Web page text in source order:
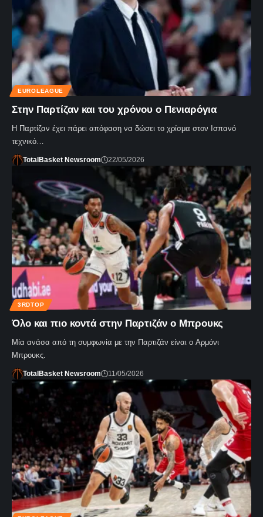
EUROLEAGUE
Στην Παρτίζαν και του χρόνου ο Πενιαρόγια
Η Παρτίζαν έχει πάρει απόφαση να δώσει το χρίσμα στον Ισπανό
τεχνικό…
TotalBasket Newsroom 22/05/2026
3RDTOP
Όλο και πιο κοντά στην Παρτιζάν ο Μπρουκς
Μία ανάσα από τη συμφωνία με την Παρτιζάν είναι ο Αρμόνι
Μπρουκς.
TotalBasket Newsroom 11/05/2026